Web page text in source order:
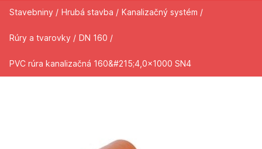
Stavebniny / Hrubá stavba / Kanalizačný systém /
Rúry a tvarovky / DN 160 /
PVC rúra kanalizačná 160&#215;4,0x1000 SN4